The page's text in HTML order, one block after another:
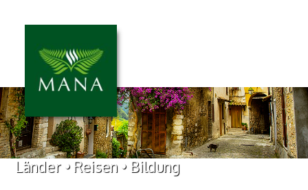
Länder • Reisen • Bildung